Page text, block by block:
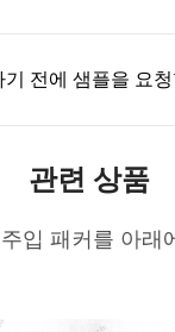
전에 샘플을 요
관련 상품
입 패커를 아래